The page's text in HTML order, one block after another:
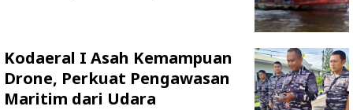
Kodaeral I Asah Kemampuan
Drone, Perkuat Pengawasan
Maritim dari Udara